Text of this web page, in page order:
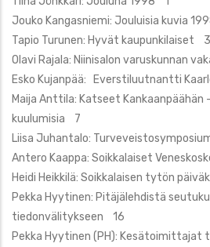
Jouko Kangasniemi: Jouluisia kuvia
Tapio Turunen: Hyvät kaupunkilaiset 3
Olavi Rajala: Niinisalon varuskunnan
Esko Kujanpää: Everstiluutnantti
Maija Anttila: Katseet
kuulumisia 7
Liisa Juhantalo:
Antero Kaappa: Soikkalaiset
Heidi Heikkilä: Soikkalaisen tytön
Pekka Hyytinen: Pitäjälehdistä
tiedonvälitykseen 16
Pekka Hyytinen (PH): Kesätoimittajat